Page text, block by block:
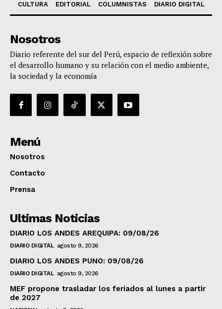
CULTURA
EDITORIAL COLUMNISTAS DIARIO DIGITAL
Nosotros
Diario referente del sur del Perú, espacio de reflexión sobre
el desarrollo humano y su relación con el medio ambiente,
la sociedad y la economía
Menú
Nosotros
Contacto
Prensa
Ultimas Noticias
DIARIO LOS ANDES AREQUIPA: 09/08/26
DIARIO DIGITAL agosto 9, 2026
DIARIO LOS ANDES PUNO: 09/08/26
DIARIO DIGITAL agosto 9, 2026
MEF propone trasladar los feriados al lunes a partir
de 2027